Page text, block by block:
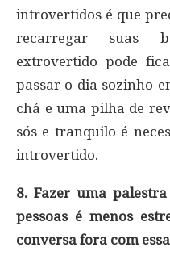
introvertidos é que
recarregar suas
extrovertido pode
passar o dia sozinho
chá e uma pilha de
sós e tranquilo é
introvertido.
8. Fazer uma
pessoas é menos
conversa fora com